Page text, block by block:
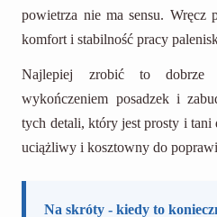
powietrza nie ma sensu. Wręcz
komfort i stabilność pracy
Najlepiej zrobić to dobrze
wykończeniem posadzek i
tych detali, który jest prosty i tani
uciążliwy i kosztowny do
Na skróty - kiedy to